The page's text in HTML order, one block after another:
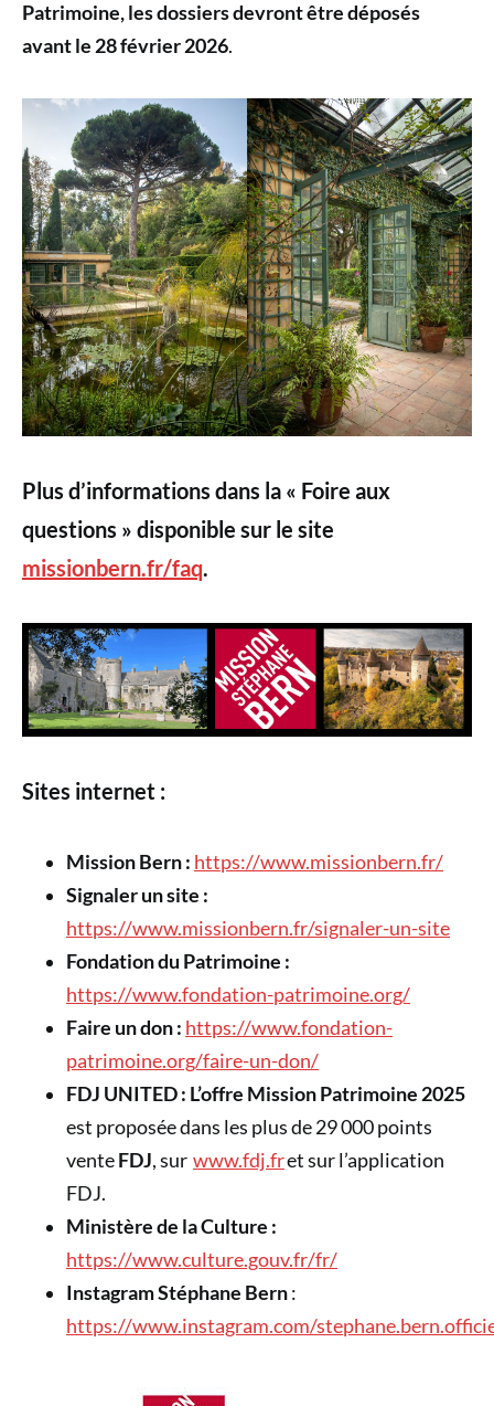
Patrimoine, les dossiers devront être déposés
avant le 28 février 2026.
Plus d’informations dans la « Foire aux
questions » disponible sur le site
missionbern.fr/faq.
Sites internet :
Mission Bern : https://www.missionbern.fr/
Signaler un site :
https://www.missionbern.fr/signaler-un-site
Fondation du Patrimoine :
https://www.fondation-patrimoine.org/
Faire un don : https://www.fondation-
patrimoine.org/faire-un-don/
FDJ UNITED : L’offre Mission Patrimoine 2025
est proposée dans les plus de 29 000 points
venteFDJ, sur www.fdj.fret sur l’application
FDJ.
Ministère de la Culture :
https://www.culture.gouv.fr/fr/
Instagram Stéphane Bern:
https://www.instagram.com/